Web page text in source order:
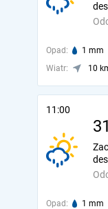
Opad: 1 mm
Wiatr:
10
11:00
Opad: 1 mm